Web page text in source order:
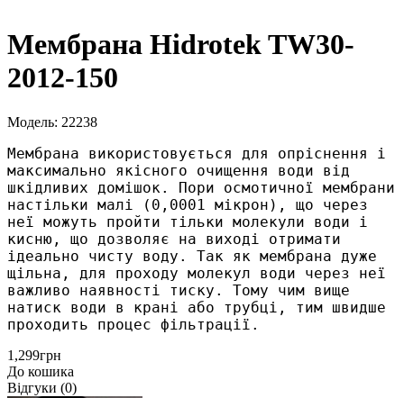
Мембрана Hidrotek TW30-
2012-150
Модель: 22238
Мембрана використовується для опріснення і
максимально якісного очищення води від
шкідливих домішок. Пори осмотичної мембрани
настільки малі (0,0001 мікрон), що через
неї можуть пройти тільки молекули води і
кисню, що дозволяє на виході отримати
ідеально чисту воду. Так як мембрана дуже
щільна, для проходу молекул води через неї
важливо наявності тиску. Тому чим вище
натиск води в крані або трубці, тим швидше
проходить процес фільтрації.
1,299грн
До кошика
Відгуки (0)